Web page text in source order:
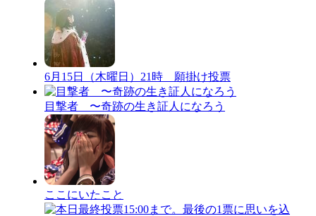
6月15日（木曜日）21時 願掛け投票
目撃者 〜奇跡の生き証人になろう
ここにいたこと